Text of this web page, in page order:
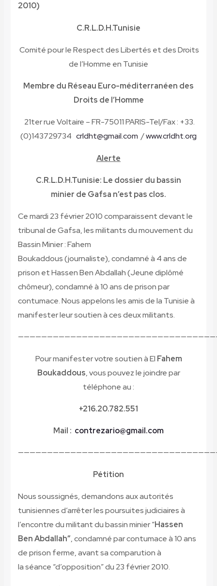
2010)
C.R.L.D.H.Tunisie
Comité pour le Respect des Libertés et des Droits
de l’Homme en Tunisie
Membre du Réseau Euro-méditerranéen des
Droits de l’Homme
21ter rue Voltaire – FR-75011 PARIS-Tel/Fax : +33.
(0)143729734 crldht@gmail.com /www.crldht.org
Alerte
C.R.L.D.H.Tunisie: Le dossier du bassin
minier de Gafsa n’est pas clos.
Ce mardi 23 février 2010 comparaissent devant le
tribunal de Gafsa, les militants du mouvement du
Bassin Minier : Fahem
Boukaddous(journaliste),condamné à 4 ans de
prison et Hassen Ben Abdallah(Jeune diplômé
chômeur), condamné à 10 ans de prison par
contumace. Nous appelons les amis de la Tunisie à
manifester leur soutien à ces deux militants.
Pour manifester votre soutien à El Fahem
Boukaddous, vous pouvez le joindre par
téléphone au :
+216.20.782.551
Mail : contrezario@gmail.com
Pétition
Nous soussignés, demandons aux autorités
tunisiennes d’arrêter les poursuites judiciaires à
l’encontre du militant du bassin minier “Hassen
Ben Abdallah”, condamné par contumace à 10 ans
de prison ferme, avant sa comparution à
la séance “d’opposition” du 23 février 2010.